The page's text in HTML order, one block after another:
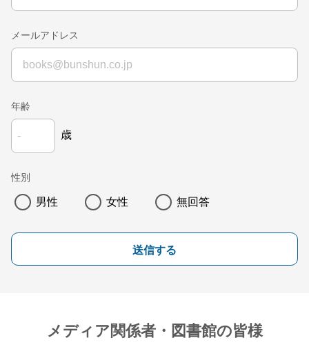
メールアドレス
年齢
歳
性別
男性 女性 無回答
送信する
メディア関係者・図書館の皆様